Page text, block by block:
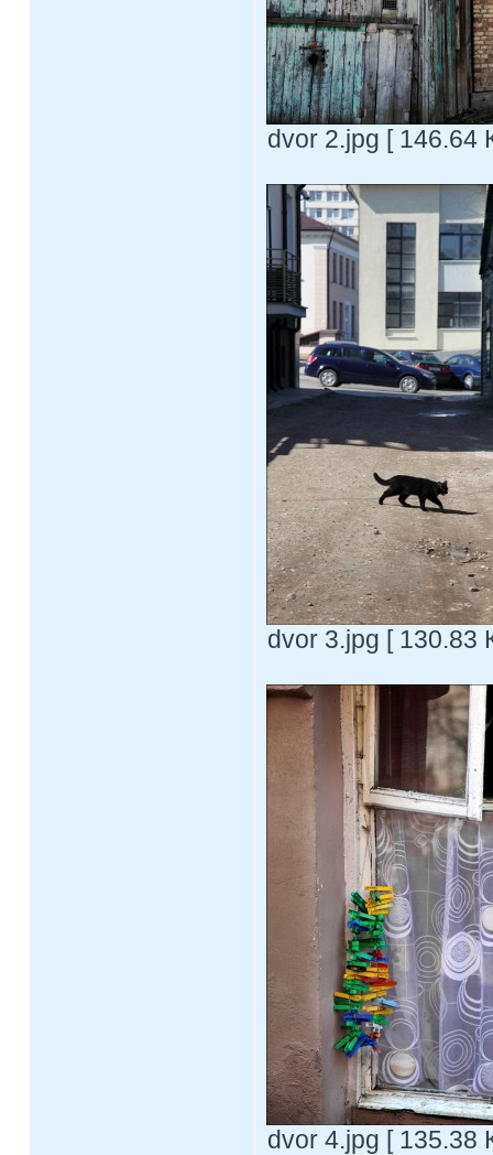
dvor 2.jpg [ 146.64
dvor 3.jpg [ 130.83
dvor 4.jpg [ 135.38